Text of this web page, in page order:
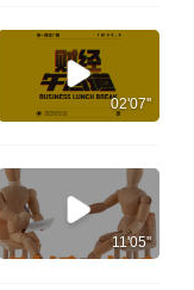
02'07''
11'05''